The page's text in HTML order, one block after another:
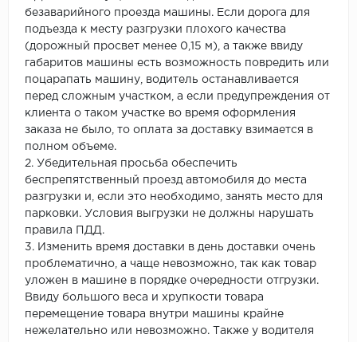
безаварийного проезда машины. Если дорога для
подъезда к месту разгрузки плохого качества
(дорожный просвет менее 0,15 м), а также ввиду
габаритов машины есть возможность повредить или
поцарапать машину, водитель останавливается
перед сложным участком, а если предупреждения от
клиента о таком участке во время оформления
заказа не было, то оплата за доставку взимается в
полном объеме.
2. Убедительная просьба обеспечить
беспрепятственный проезд автомобиля до места
разгрузки и, если это необходимо, занять место для
парковки. Условия выгрузки не должны нарушать
правила ПДД.
3. Изменить время доставки в день доставки очень
проблематично, а чаще невозможно, так как товар
уложен в машине в порядке очередности отгрузки.
Ввиду большого веса и хрупкости товара
перемещение товара внутри машины крайне
нежелательно или невозможно. Также у водителя